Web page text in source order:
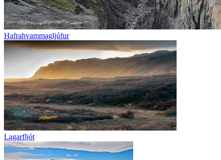
Hafrahvammagljúfur
Lagarfljót